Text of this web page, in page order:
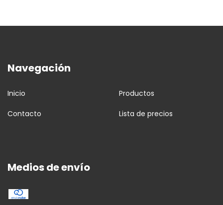
Navegación
Inicio Productos
Contacto Lista de precios
Medios de envío